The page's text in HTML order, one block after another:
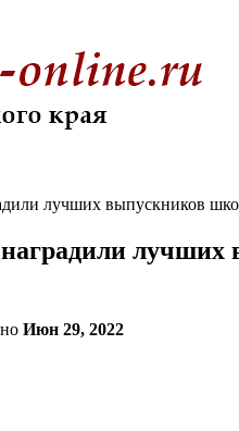
лучших выпускников
Июн 29, 2022